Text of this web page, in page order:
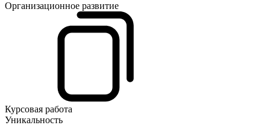
Организационное развитие
Курсовая работа
Уникальность